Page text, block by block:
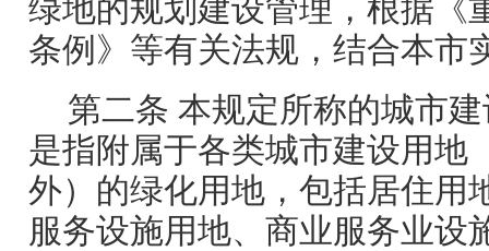
绿地的规划建设管理，根据《
条例》等有关法规，结合本市
第二条 本规定所称的城市
是指附属于各类城市建设用地
外）的绿化用地，包括居住用
服务设施用地、商业服务业设